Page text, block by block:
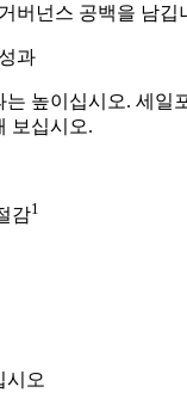
버넌스 공백을 남깁
과
높이십시오. 세일
보십시오.
감1
시오